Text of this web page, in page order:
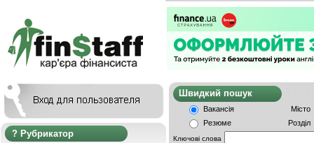
Рубрикатор
Швидкий
Вакансія
Місто
Резюме
Розділ
Ключові слова